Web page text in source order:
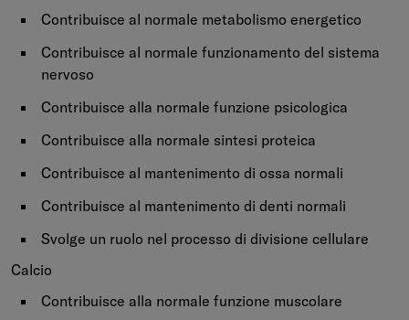
Contribuisce al normale metabolismo energetico
Contribuisce al normale funzionamento del sistema
nervoso
Contribuisce alla normale funzione psicologica
Contribuisce alla normale sintesi proteica
Contribuisce al mantenimento di ossa normali
Contribuisce al mantenimento di denti normali
Svolge un ruolo nel processo di divisione cellulare
Calcio
Contribuisce alla normale funzione muscolare